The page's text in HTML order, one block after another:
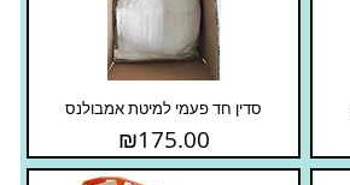
סדין חד פעמי למיטת אמבולנס
Price
₪175.00